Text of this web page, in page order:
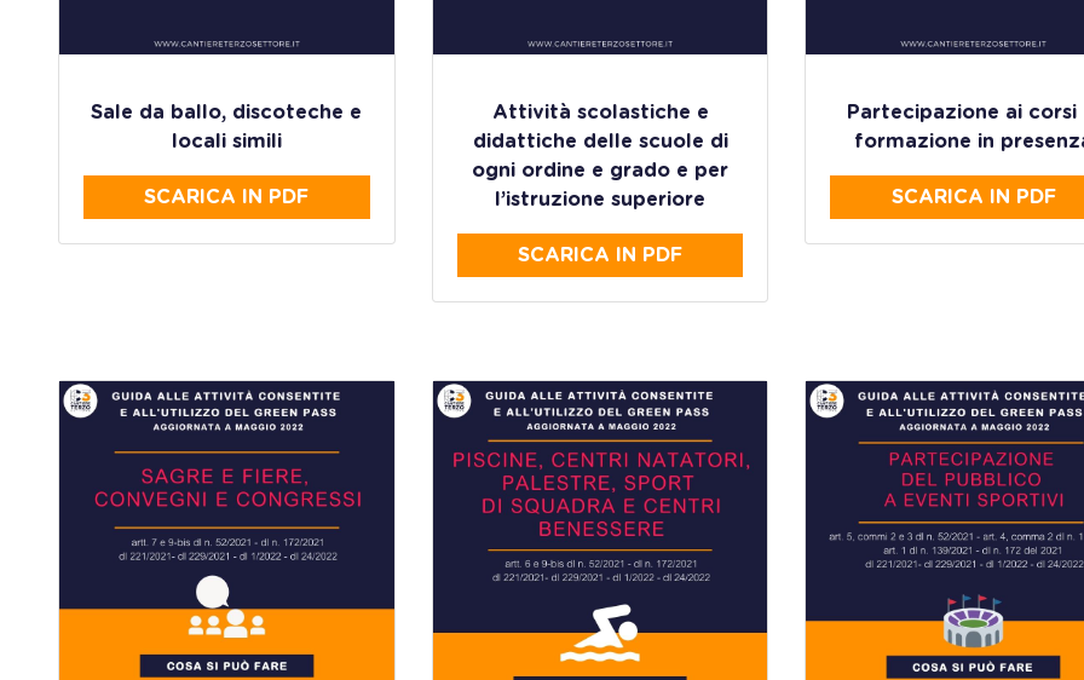
Sale da ballo, discoteche e
locali simili
SCARICA IN PDF
Attività scolastiche e
didattiche delle scuole di
ogni ordine e grado e per
l’istruzione superiore
SCARICA IN PDF
Partecipazione ai corsi
formazione in
SCARICA IN PDF